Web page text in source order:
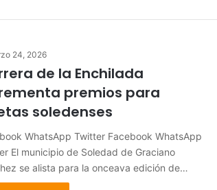
24, 2026
de la Enchilada
premios para
soledenses
WhatsApp Twitter Facebook WhatsApp
El municipio de Soledad de Graciano
se alista para la onceava edición de…